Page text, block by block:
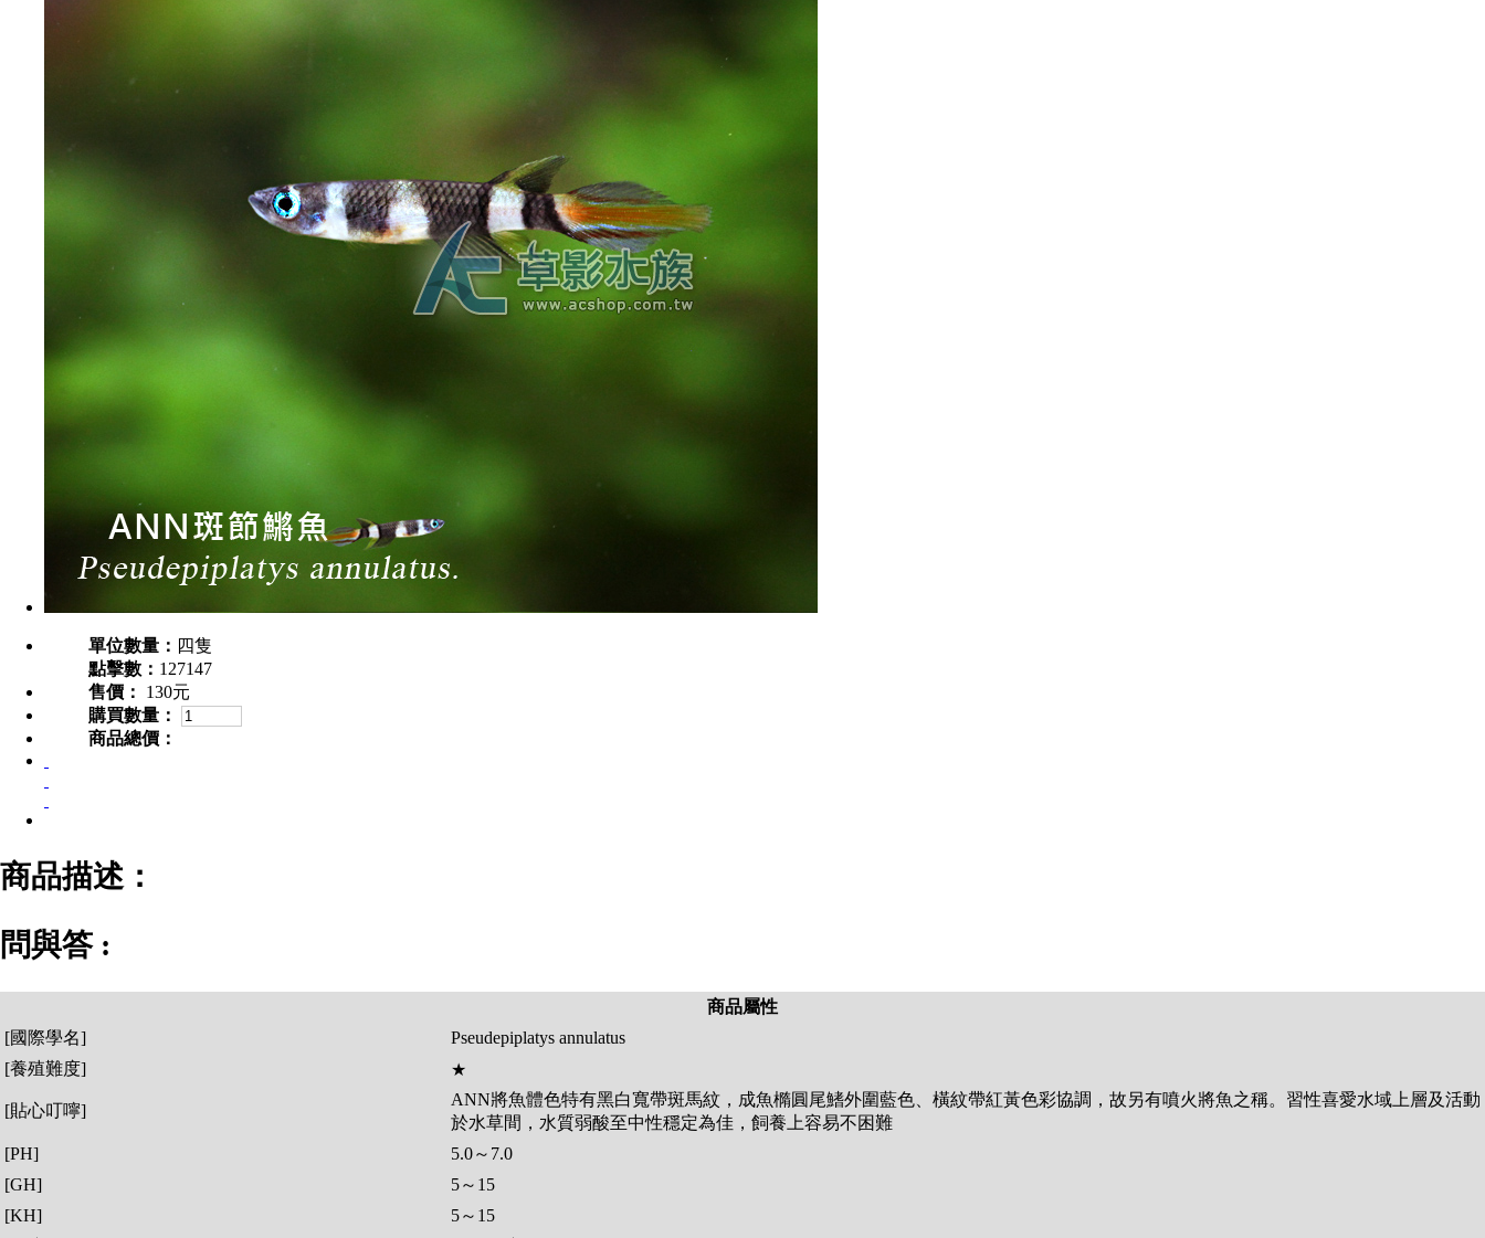
單位數量： 四隻
點擊數： 127147
售價：
130元
購買數量：
商品總價：
商品描述：
問與答 :
商品屬性
[國際學名]
Pseudepiplatys annulatus
[養殖難度]
★
[貼心叮嚀]
ANN將魚體色特有黑白寬帶斑馬紋，成魚橢圓尾鰭外圍藍色、橫紋帶紅黃色彩協調，故另有噴火將魚之稱。習性喜愛水域上層及活動
於水草間，水質弱酸至中性穩定為佳，飼養上容易不困難
[PH]
5.0～7.0
[GH]
5～15
[KH]
5～15